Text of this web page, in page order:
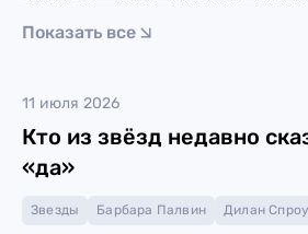
Мемы и тренды
Показать все
11 июля 2026
Кто из звёзд недавно
«да»
Звезды Барбара Палвин Дилан